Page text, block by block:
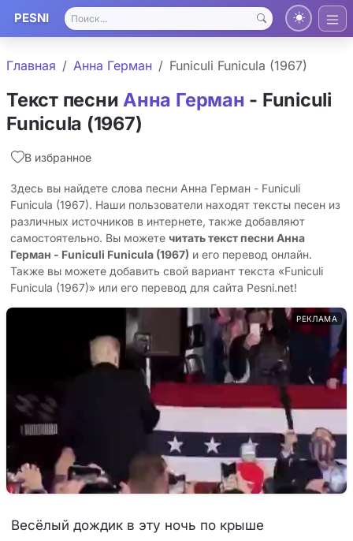
PESNI
Главная Анна Герман Funiculi Funicula (1967)
Текст песни Анна Герман - Funiculi
Funicula (1967)
В избранное
Здесь вы найдете слова песни Анна Герман - Funiculi
Funicula (1967). Наши пользователи находят тексты песен из
различных источников в интернете, также добавляют
самостоятельно. Вы можете читать текст песни Анна
Герман - Funiculi Funicula (1967) и его перевод онлайн.
Также вы можете добавить свой вариант текста «Funiculi
Funicula (1967)» или его перевод для сайта Pesni.net!
РЕКЛАМА
Весёлый дождик в эту ночь по крыше